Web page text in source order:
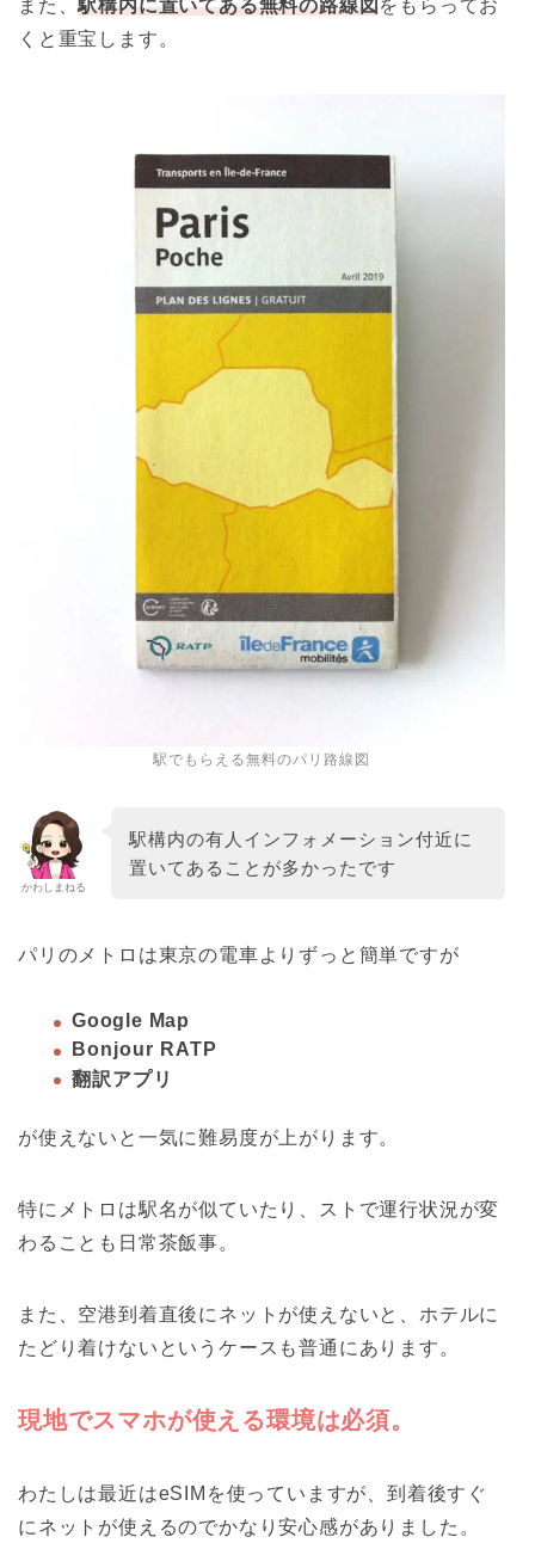
また、駅構内に置いてある無料の路線図をもらってお
くと重宝します。
駅でもらえる無料のパリ路線図
かわしまねる
駅構内の有人インフォメーション付近に
置いてあることが多かったです
パリのメトロは東京の電車よりずっと簡単ですが
Google Map
Bonjour RATP
翻訳アプリ
が使えないと一気に難易度が上がります。
特にメトロは駅名が似ていたり、ストで運行状況が変
わることも日常茶飯事。
また、空港到着直後にネットが使えないと、ホテルに
たどり着けないというケースも普通にあります。
現地でスマホが使える環境は必須。
わたしは最近はeSIMを使っていますが、到着後すぐ
にネットが使えるのでかなり安心感がありました。